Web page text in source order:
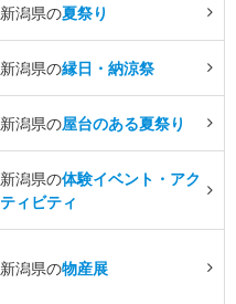
新潟県の夏祭り
新潟県の縁日・納涼祭
新潟県の屋台のある夏祭り
新潟県の体験イベント・アク
ティビティ
新潟県の物産展